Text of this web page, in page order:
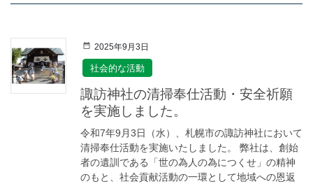
2025年9月3日
社会的な活動
諏訪神社の清掃奉仕活動・安全祈願
を実施しました。
令和7年9月3日（水）、札幌市の諏訪神社において
清掃奉仕活動を実施いたしました。 弊社は、創始
者の遺訓である「世の為人の為につくせ」の精神
のもと、社会貢献活動の一環として地域への恩返